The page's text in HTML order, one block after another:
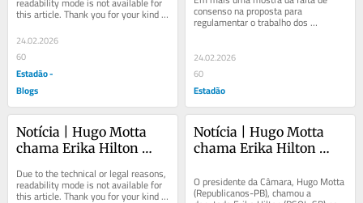
this article. Thank you for your kind
24.02.2026
60
Estadão -
Blogs
consenso na proposta para
regulamentar o trabalho dos
motoristas de aplicativos,
manifestação...
24.02.2026
60
Estadão
Notícia | Hugo Motta
chama Erika Hilton
proposta do fim da
escala de trabalho de
Due to the technical or legal reasons,
readability mode is not available for
this article. Thank you for your kind
Notícia | Hugo Motta
chama Erika Hilton
proposta do fim da
escala de trabalho de
O presidente da Câmara, Hugo Motta
(Republicanos-PB), chamou a